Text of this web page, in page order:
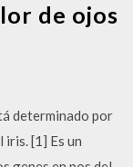
de ojos
determinado por
iris. [1] Es un